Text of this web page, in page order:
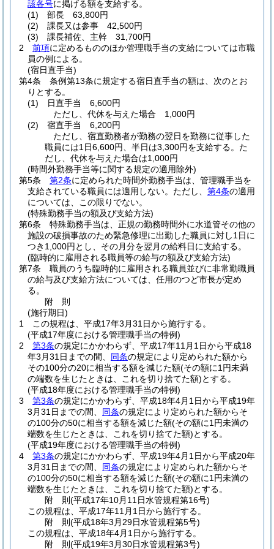
該各号に掲げる額を支給する。
(1)
部長 63,800円
(2)
課長又は参事 42,500円
(3)
課長補佐、主幹 31,700円
2
前項に定めるもののほか管理職手当の支給については市職
員の例による。
(宿日直手当)
第4条
条例第13条に規定する宿日直手当の額は、次のとお
りとする。
(1)
日直手当 6,600円
ただし、代休を与えた場合 1,000円
(2)
宿直手当 6,200円
ただし、宿直勤務者が勤務の翌日を勤務に従事した
職員には1日6,600円、半日は3,300円を支給する。た
だし、代休を与えた場合は1,000円
(時間外勤務手当等に関する規定の適用除外)
第5条
第2条に定められた時間外勤務手当は、管理職手当を
支給されている職員には適用しない。 ただし、 第4条の適用
については、この限りでない。
(特殊勤務手当の額及び支給方法)
第6条
特殊勤務手当は、正規の勤務時間外に水道管その他の
施設の破損事故のため緊急修理に出勤した職員に対し1日に
つき1,000円とし、その月分を翌月の給料日に支給する。
(臨時的に雇用される職員等の給与の額及び支給方法)
第7条
職員のうち臨時的に雇用される職員並びに非常勤職員
の給与及び支給方法については、任用のつど市長が定め
る。
附 則
(施行期日)
1
この規程は、平成17年3月31日から施行する。
(平成17年度における管理職手当の特例)
2
第3条の規定にかかわらず、平成17年11月1日から平成18
年3月31日までの間、 同条の規定により定められた額から
その100分の20に相当する額を減じた額(その額に1円未満
の端数を生じたときは、これを切り捨てた額)とする。
(平成18年度における管理職手当の特例)
3
第3条の規定にかかわらず、平成18年4月1日から平成19年
3月31日までの間、 同条の規定により定められた額からそ
の100分の50に相当する額を減じた額(その額に1円未満の
端数を生じたときは、これを切り捨てた額)とする。
(平成19年度における管理職手当の特例)
4
第3条の規定にかかわらず、平成19年4月1日から平成20年
3月31日までの間、 同条の規定により定められた額からそ
の100分の50に相当する額を減じた額(その額に1円未満の
端数を生じたときは、これを切り捨てた額)とする。
附 則(平成17年10月11日水管規程第16号)
この規程は、平成17年11月1日から施行する。
附 則(平成18年3月29日水管規程第5号)
この規程は、平成18年4月1日から施行する。
附 則(平成19年3月30日水管規程第3号)